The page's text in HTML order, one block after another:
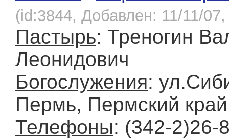
(id:3844, Добавлен: 11/11/
Пастырь: Треногин
Леонидович
Богослужения:
Пермь, Пермский
Телефоны: (342-2)26-